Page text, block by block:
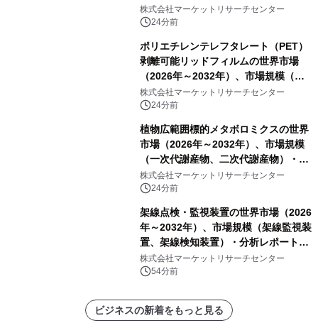
ド、強化軽量ブレンド、軽量PCR
PA、その他）・分析レポートを発表
株式会社マーケットリサーチセンター
24分前
ポリエチレンテレフタレート（PET）
剥離可能リッドフィルムの世界市場
（2026年～2032年）、市場規模（ヒ
ートシールタイプ、コールドシールタ
イプ、粘着タイプ）・分析レポートを
株式会社マーケットリサーチセンター
24分前
植物広範囲標的メタボロミクスの世界
市場（2026年～2032年）、市場規模
（一次代謝産物、二次代謝産物）・分
析レポートを発表
株式会社マーケットリサーチセンター
24分前
架線点検・監視装置の世界市場（2026
年～2032年）、市場規模（架線監視装
置、架線検知装置）・分析レポートを
発表
株式会社マーケットリサーチセンター
54分前
ビジネスの新着をもっと見る